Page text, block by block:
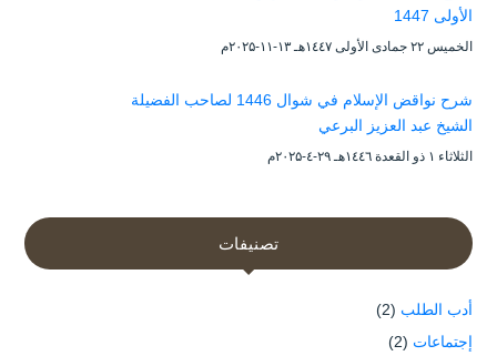
الأولى 1447
الخميس ۲۲ جمادى الأولى ۱٤٤۷هـ ۱۳-۱۱-۲۰۲۵م
شرح نواقض الإسلام في شوال 1446 لصاحب الفضيلة
الشيخ عبد العزيز البرعي
الثلاثاء ۱ ذو القعدة ۱٤٤٦هـ ۲۹-٤-۲۰۲۵م
تصنيفات
أدب الطلب (2)
إجتماعات (2)